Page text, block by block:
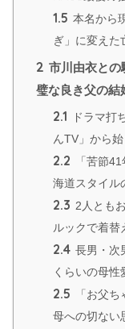
1.5 本名から
ぎ」に変えた
2 市川由衣との
璧な良き父の結
2.1
ドラマ打
んTV」から
2.2
「苦節
海道スタイル
2.3 2人とも
ルックで着替
2.4 長男・次
くらいの母
2.5
「お父
母への切ない